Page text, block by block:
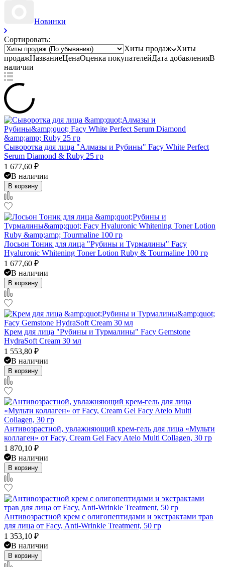
Новинки
Сортировать:
Хиты продаж
Хиты
продажНазваниеЦенаОценка покупателейДата добавленияВ
наличии
Сыворотка для лица "Алмазы и Рубины" Facy White Perfect
Serum Diamond & Ruby 25 гр
1 677,60 ₽
В наличии
В корзину
Лосьон Тоник для лица "Рубины и Турмалины" Facy
Hyaluronic Whitening Toner Lotion Ruby & Tourmaline 100 гр
1 677,60 ₽
В наличии
В корзину
Крем для лица "Рубины и Турмалины" Facy Gemstone
HydraSoft Cream 30 мл
1 553,80 ₽
В наличии
В корзину
Антивозрастной, увлажняющий крем-гель для лица «Мульти
коллаген» от Facy, Cream Gel Facy Atelo Multi Collagen, 30 гр
1 870,10 ₽
В наличии
В корзину
Антивозрастной крем с олигопептидами и экстрактами трав
для лица от Facy, Anti-Wrinkle Treatment, 50 гр
1 353,10 ₽
В наличии
В корзину